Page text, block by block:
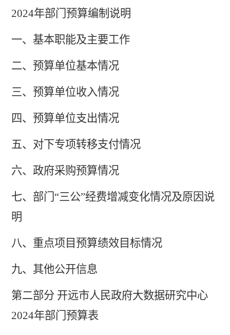
2024年部门预算编制说明
一、基本职能及主要工作
二、预算单位基本情况
三、预算单位收入情况
四、预算单位支出情况
五、 对下专项转移支付情况
六、 政府采购预算情况
七、部门 “三公”经费增减变化情况及原因说
明
八、重点项目预算绩效目标情况
九、其他公开信息
第二部分 开远市人民政府大数据研究中心
2024年部门预算表